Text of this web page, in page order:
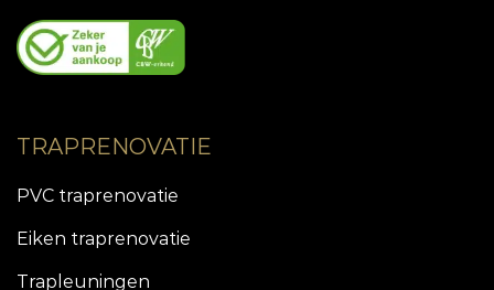
TRAPRENOVATIE
PVC traprenovatie
Eiken traprenovatie
Trapleuningen